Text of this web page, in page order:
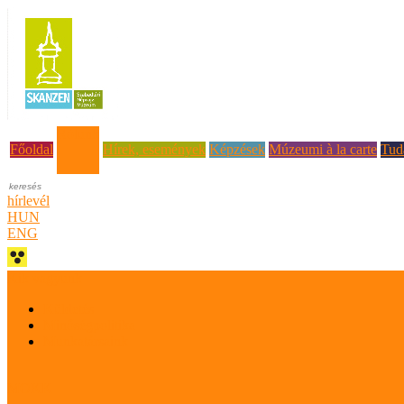
Főoldal
Hírek, események Képzések Múzeumi à la carte
hírlevél
HUN
ENG